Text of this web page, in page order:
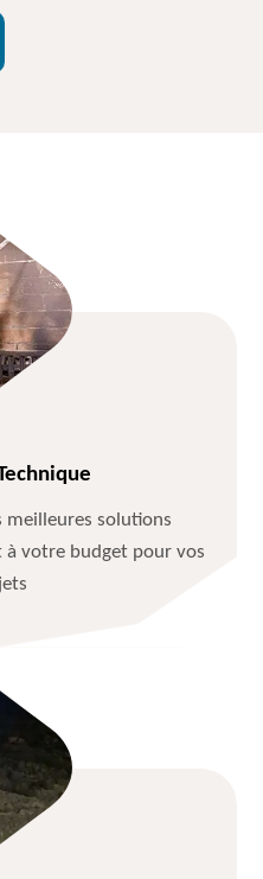
meilleures solutions
à votre budget pour vos